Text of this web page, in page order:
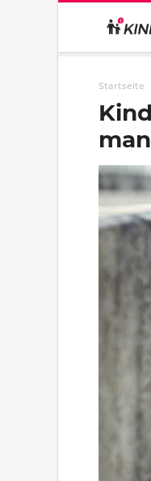
Startseite